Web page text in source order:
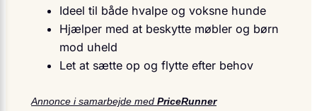
Ideel til både hvalpe og voksne hunde
Hjælper med at beskytte møbler og børn
mod uheld
Let at sætte op og flytte efter behov
Annonce i samarbejde med PriceRunner